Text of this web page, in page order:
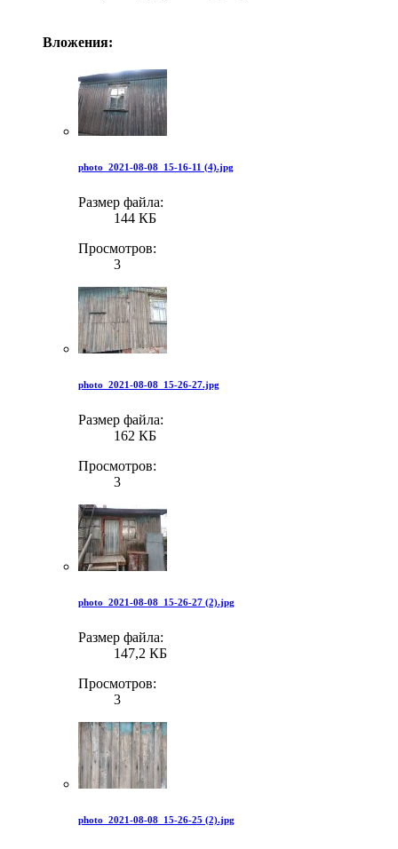
Вложения:
photo_2021-08-08_15-16-11 (4).jpg
Размер файла:
144 КБ
Просмотров:
3
photo_2021-08-08_15-26-27.jpg
Размер файла:
162 КБ
Просмотров:
3
photo_2021-08-08_15-26-27 (2).jpg
Размер файла:
147,2 КБ
Просмотров:
3
photo_2021-08-08_15-26-25 (2).jpg